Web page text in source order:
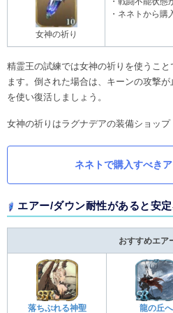
女神の祈り
・ネネトから購
精霊王の試練では女神の祈りを使うこ
ます。倒された場合は、キーンの攻撃
を使い復活しましょう。
女神の祈りはラグナデアの装備ショップ
ネネトで購入すべき
エアー/ダウン耐性があると安
おすすめエア
落ちぶれる神聖
龍の丘へ